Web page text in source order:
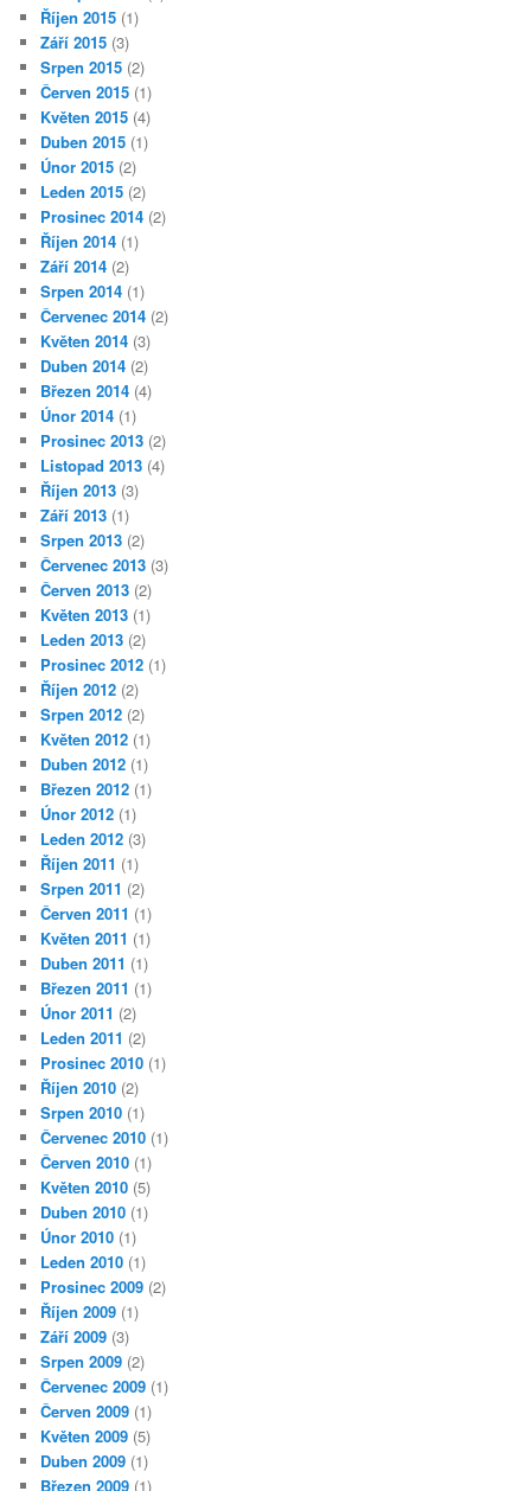
Říjen 2015 (1)
Září 2015 (3)
Srpen 2015 (2)
Červen 2015 (1)
Květen 2015 (4)
Duben 2015 (1)
Únor 2015 (2)
Leden 2015 (2)
Prosinec 2014 (2)
Říjen 2014 (1)
Září 2014 (2)
Srpen 2014 (1)
Červenec 2014 (2)
Květen 2014 (3)
Duben 2014 (2)
Březen 2014 (4)
Únor 2014 (1)
Prosinec 2013 (2)
Listopad 2013 (4)
Říjen 2013 (3)
Září 2013 (1)
Srpen 2013 (2)
Červenec 2013 (3)
Červen 2013 (2)
Květen 2013 (1)
Leden 2013 (2)
Prosinec 2012 (1)
Říjen 2012 (2)
Srpen 2012 (2)
Květen 2012 (1)
Duben 2012 (1)
Březen 2012 (1)
Únor 2012 (1)
Leden 2012 (3)
Říjen 2011 (1)
Srpen 2011 (2)
Červen 2011 (1)
Květen 2011 (1)
Duben 2011 (1)
Březen 2011 (1)
Únor 2011 (2)
Leden 2011 (2)
Prosinec 2010 (1)
Říjen 2010 (2)
Srpen 2010 (1)
Červenec 2010 (1)
Červen 2010 (1)
Květen 2010 (5)
Duben 2010 (1)
Únor 2010 (1)
Leden 2010 (1)
Prosinec 2009 (2)
Říjen 2009 (1)
Září 2009 (3)
Srpen 2009 (2)
Červenec 2009 (1)
Červen 2009 (1)
Květen 2009 (5)
Duben 2009 (1)
Březen 2009 (1)